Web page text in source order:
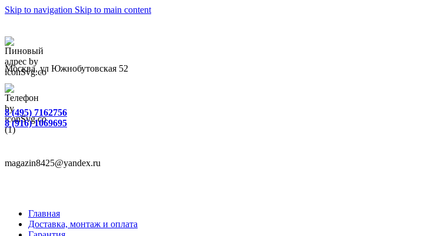
Skip to navigation Skip to main content
Москва, ул Южнобутовская 52
8 (495) 7162756
8 (916) 1069695
magazin8425@yandex.ru
Главная
Доставка, монтаж и оплата